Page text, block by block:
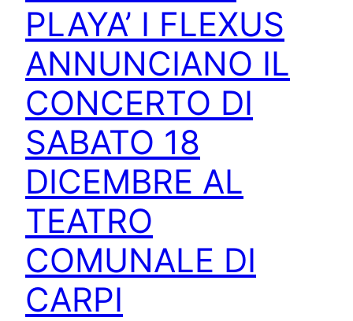
PLAYA’ I FLEXUS
ANNUNCIANO IL
CONCERTO DI
SABATO 18
DICEMBRE AL
TEATRO
COMUNALE DI
CARPI